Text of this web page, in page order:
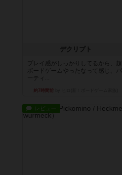
デクリプト
プレイ感がしっかりしてるから、超
ボードゲームやったなって感じ。パ
ーティ...
約7時間前
レビュー